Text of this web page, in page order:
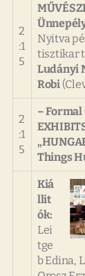
2
:1
5
Nyitva
tisztikar
Ludányi
Robi
2
:1
5
– Formal
Things
Kiá
llit
ók:
Lei
tge
b Edina,